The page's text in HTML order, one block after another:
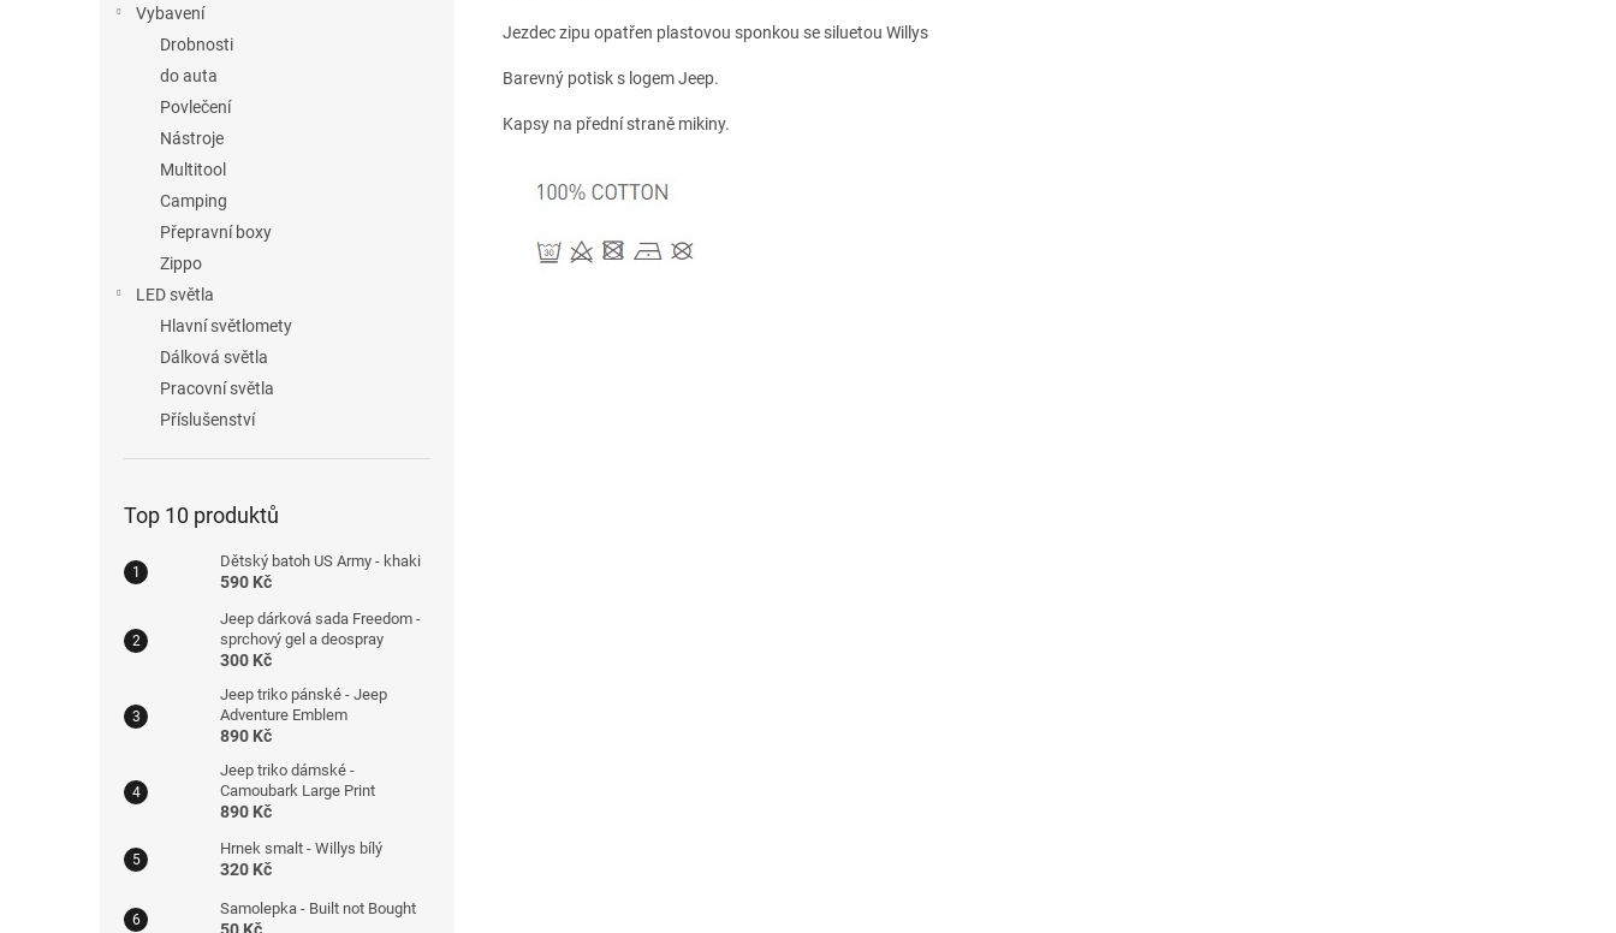
Vybavení
Drobnosti
do auta
Povlečení
Nástroje
Multitool
Camping
Přepravní boxy
Zippo
LED světla
Hlavní světlomety
Dálková světla
Pracovní světla
Příslušenství
Top 10 produktů
Dětský batoh US Army - khaki
590 Kč
Jeep dárková sada Freedom -
sprchový gel a deospray
300 Kč
Jeep triko pánské - Jeep
Adventure Emblem
890 Kč
Jeep triko dámské -
Camoubark Large Print
890 Kč
Hrnek smalt - Willys bílý
320 Kč
Samolepka - Built not Bought
Jezdec zipu opatřen plastovou sponkou se siluetou Willys
Barevný potisk s logem Jeep.
Kapsy na přední straně mikiny.